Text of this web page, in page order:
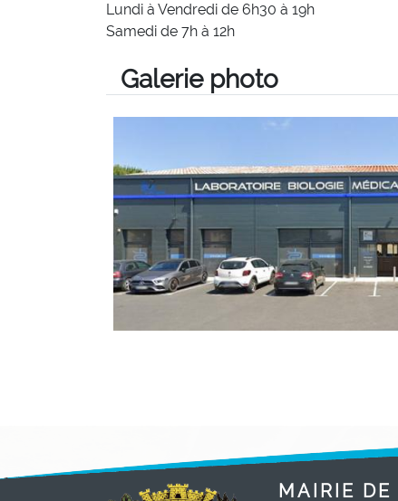
Lundi à Vendredi de 6h30 à 19h
Samedi de 7h à 12h
Galerie photo
MAIRIE DE